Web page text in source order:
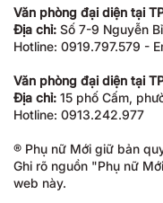
Văn phòng đại diện tại
Địa chỉ: Số 7-9 Nguyễn
Hotline: 0919.797.579 -
Văn phòng đại diện tại
Địa chỉ: 15 phố Cấm,
Hotline: 0913.242.977
® Phụ nữ Mới giữ bản
Ghi rõ nguồn "Phụ nữ
web này.